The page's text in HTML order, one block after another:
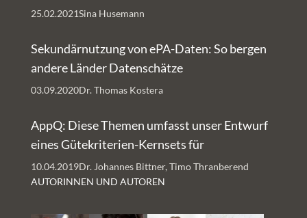
Sina Husemann
25.02.2021
Sekundärnutzung von ePA-Daten: So bergen
andere Länder Datenschätze
Dr. Thomas Kostera
03.09.2020
AppQ: Diese Themen umfasst unser Entwurf
eines Gütekriterien-Kernsets für
Gesundheits-AppsDr. Johannes Bittner, Timo Thranberend
10.04.2019
AUTORINNEN UND AUTOREN